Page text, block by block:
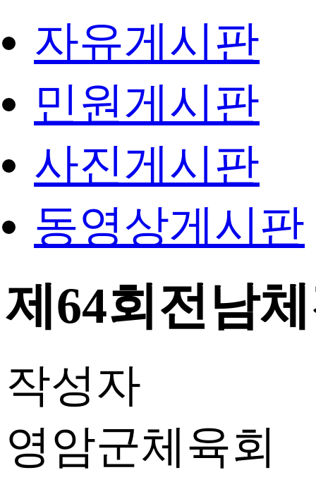
자유게시판
민원게시판
사진게시판
동영상게시판
제64회전남
작성자
영암군체육회